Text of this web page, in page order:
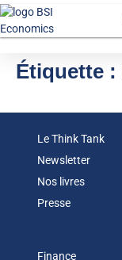
Étiquette :
Le Think Tank
Newsletter
Nos livres
Presse
Finance